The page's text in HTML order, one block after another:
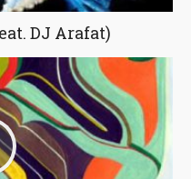
DJ Arafat)